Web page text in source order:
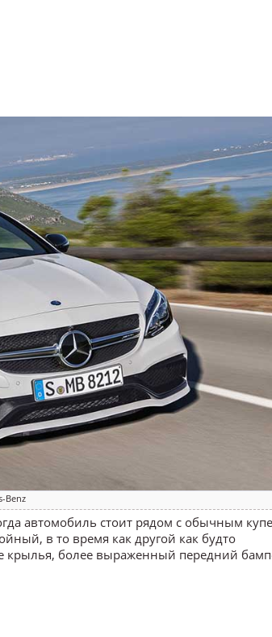
Benz
автомобиль стоит рядом с обычным
в то время как другой как будто
крылья, более выраженный передний